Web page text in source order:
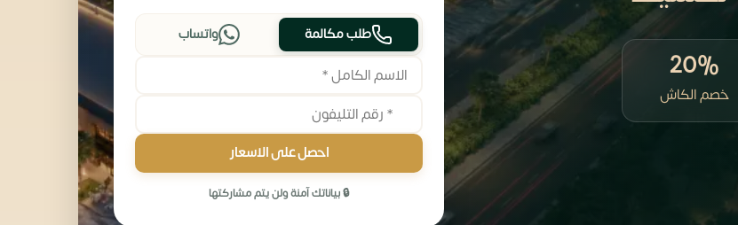
20%
خصم الكاش
طلب مكالمة واتساب
احصل على الاسعار
🔒 بياناتك آمنة ولن يتم مشاركتها